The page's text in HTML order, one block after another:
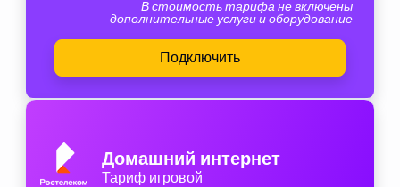
В стоимость тарифа не включены
дополнительные услуги и оборудование
Подключить
Домашний интернет
Тариф игровой